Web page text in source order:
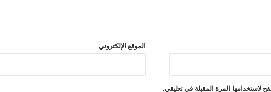
الموقع الإلكتروني
لاستخدامها المرة المقبلة في تعليقي.